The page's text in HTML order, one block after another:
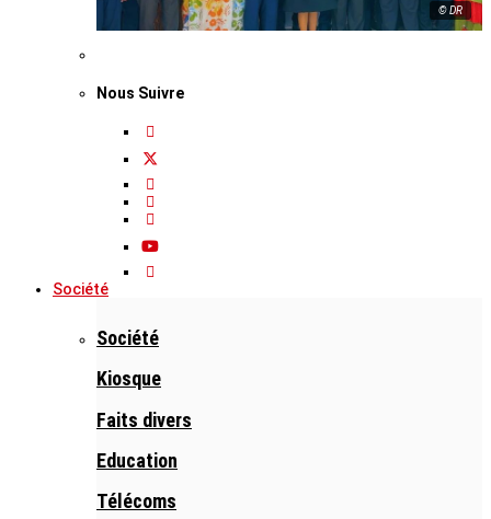
© DR
Nous Suivre
Société
Société
Kiosque
Faits divers
Education
Télécoms